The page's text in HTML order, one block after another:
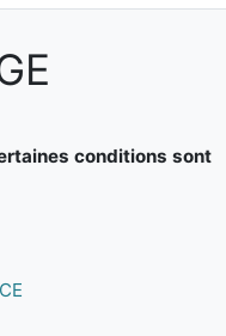
conditions sont